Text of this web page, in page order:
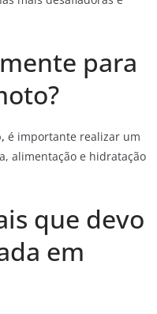
para
é importante realizar um
alimentação e hidratação
que devo
em